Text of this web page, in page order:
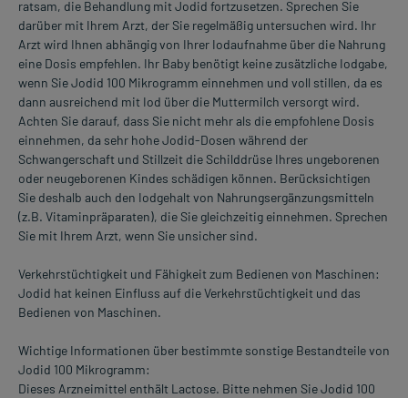
ratsam, die Behandlung mit Jodid fortzusetzen. Sprechen Sie
darüber mit Ihrem Arzt, der Sie regelmäßig untersuchen wird. Ihr
Arzt wird Ihnen abhängig von Ihrer Iodaufnahme über die Nahrung
eine Dosis empfehlen. Ihr Baby benötigt keine zusätzliche Iodgabe,
wenn Sie Jodid 100 Mikrogramm einnehmen und voll stillen, da es
dann ausreichend mit Iod über die Muttermilch versorgt wird.
Achten Sie darauf, dass Sie nicht mehr als die empfohlene Dosis
einnehmen, da sehr hohe Jodid-Dosen während der
Schwangerschaft und Stillzeit die Schilddrüse Ihres ungeborenen
oder neugeborenen Kindes schädigen können. Berücksichtigen
Sie deshalb auch den Iodgehalt von Nahrungsergänzungsmitteln
(z.B. Vitaminpräparaten), die Sie gleichzeitig einnehmen. Sprechen
Sie mit Ihrem Arzt, wenn Sie unsicher sind.
Verkehrstüchtigkeit und Fähigkeit zum Bedienen von Maschinen:
Jodid hat keinen Einfluss auf die Verkehrstüchtigkeit und das
Bedienen von Maschinen.
Wichtige Informationen über bestimmte sonstige Bestandteile von
Jodid 100 Mikrogramm:
Dieses Arzneimittel enthält Lactose. Bitte nehmen Sie Jodid 100